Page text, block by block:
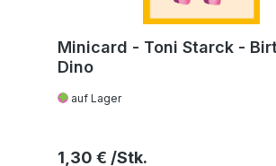
Minicard - Toni Starck -
Dino
auf Lager
Regulärer Preis:
1,30 €